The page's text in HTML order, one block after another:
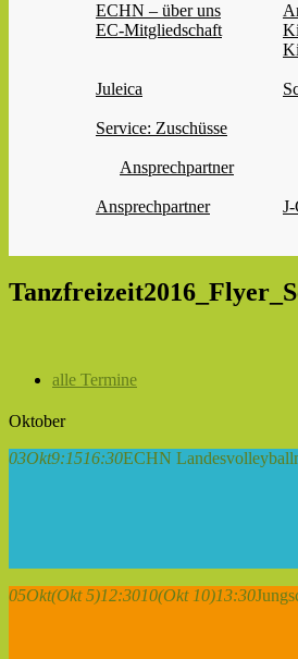
ECHN – über uns
EC-Mitgliedschaft
Juleica
Service: Zuschüsse
Ansprechpartner
Ansprechpartner
alle Termine
Oktober
03Okt9:1516:30ECHN
05Okt(Okt 5)12:3010(Okt 10)13:30